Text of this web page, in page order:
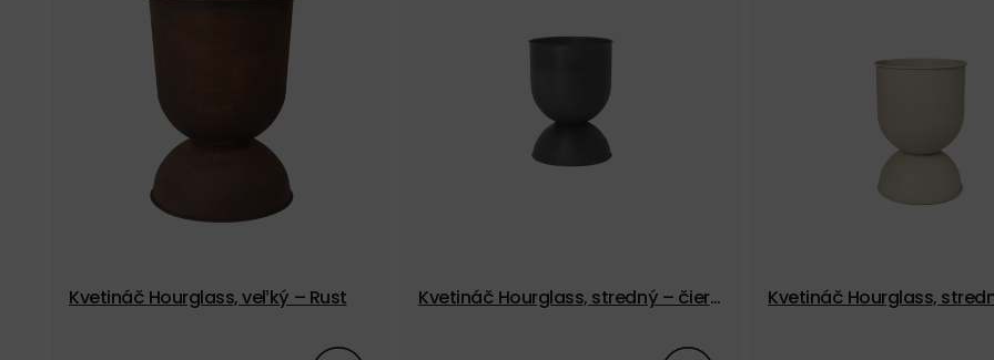
Kvetináč Hourglass, veľký – Rust
Kvetináč Hourglass, stredný – čiern
Kvetináč Hourglass,